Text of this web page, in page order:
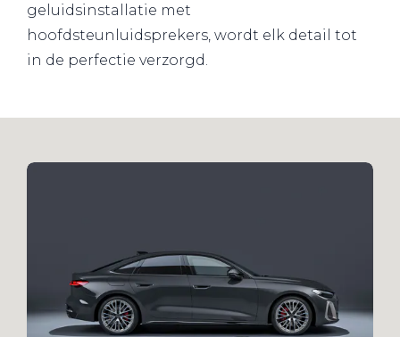
geluidsinstallatie met
hoofdsteunluidsprekers, wordt elk detail tot
in de perfectie verzorgd.